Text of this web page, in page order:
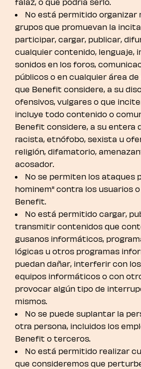
No está permitido organizar
grupos que promuevan la
participar, cargar, publicar,
cualquier contenido, lenguaje,
sonidos en los foros,
públicos o en cualquier área
que Benefit considere, a su
ofensivos, vulgares o que
incluye todo contenido o
Benefit considere, a su entera
racista, etnófobo, sexista u
religión, difamatorio,
acosador.
No se permiten los ataques
hominem" contra los usuarios
Benefit.
No está permitido cargar,
transmitir contenidos que
gusanos informáticos,
lógicas u otros programas
puedan dañar, interferir con
equipos informáticos o con
provocar algún tipo de
mismos.
No se puede suplantar la
otra persona, incluidos los
Benefit o terceros.
No está permitido realizar
que consideremos que